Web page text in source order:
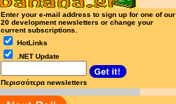
Enter your e-mail address to sign up for one of our
20 development newsletters or change your
current subscriptions.
HotLinks
.NET Update
Περισσότερα newsletters